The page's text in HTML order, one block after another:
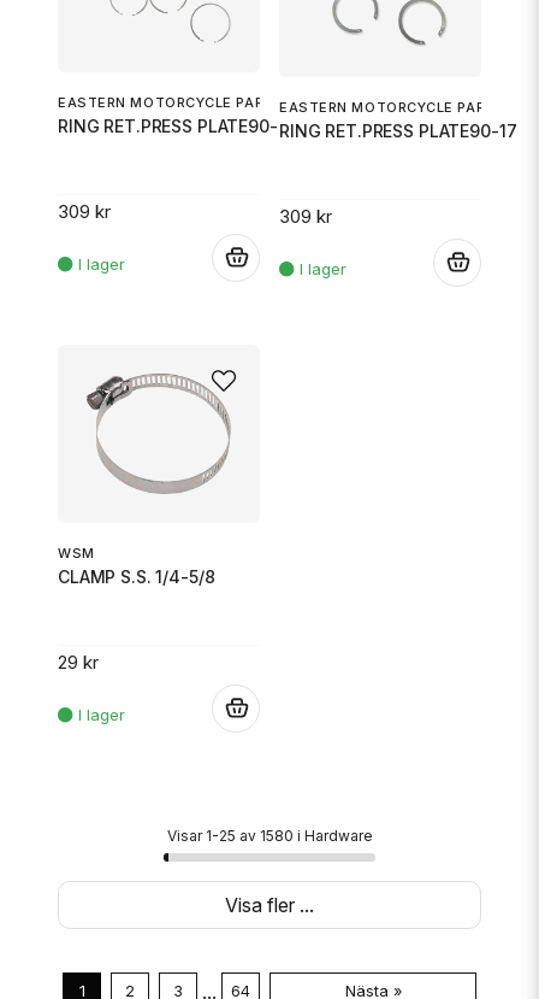
EASTERN MOTORCYCLE PARTS
RING RET.PRESS PLATE90-97
309 kr
EASTERN MOTORCYCLE PARTS
RING RET.PRESS PLATE90-17
309 kr
WSM
CLAMP S.S. 1/4-5/8
29 kr
Visar 1-25 av 1580 i Hardware
Visa fler ...
1 2 3 ... 64 Nästa »